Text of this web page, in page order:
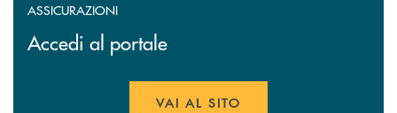
ASSICURAZIONI
Accedi al portale
VAI AL SITO